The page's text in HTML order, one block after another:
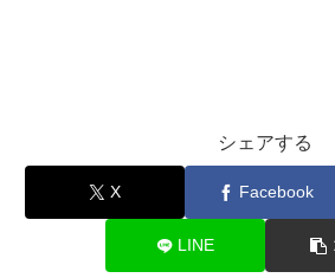
シェアする
X Facebook
LINE